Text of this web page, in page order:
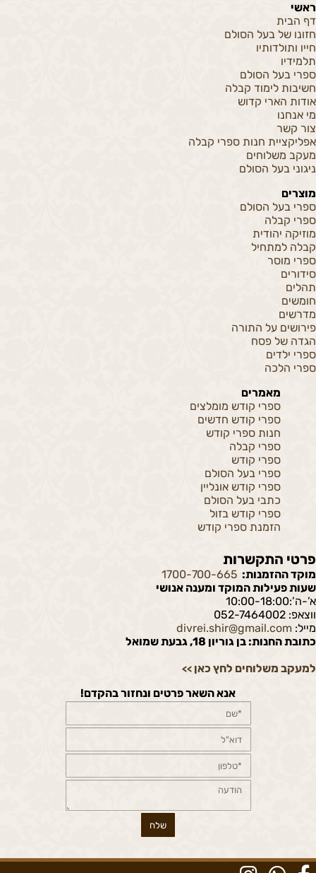
ראשי
דף הבית
חזונו של בעל הסולם
חייו ותולדותיו
תלמידיו
ספרי בעל הסולם
חשיבות לימוד קבלה
אודות הארי קדוש
מי אנחנו
צור קשר
אפליקציית חנות ספרי קבלה
מעקב משלוחים
ניגוני בעל הסולם
מוצרים
ספרי בעל הסולם
ספרי קבלה
מוזיקה יהודית
קבלה למתחיל
ספרי מוסר
סידורים
תהלים
חומשים
מדרשים
פירושים על התורה
הגדה של פסח
ספרי ילדים
ספרי הלכה
מאמרים
ספרי קודש מומלצים
ספרי קודש חדשים
חנות ספרי קודש
ספרי קבלה
ספרי קודש
ספרי בעל הסולם
ספרי קודש אונליין
כתבי בעל הסולם
ספרי קודש בזול
הזמנת ספרי קודש
פרטי התקשרות
מוקד ההזמנות: 1700-700-665
שעות פעילות המוקד ומענה אנושי
א’-ה’:10:00-18:00
ווצאפ: 052-7464002
מייל: divrei.shir@gmail.com
כתובת החנות: בן גוריון 18, גבעת שמואל
למעקב משלוחים לחץ כאן >>
אנא השאר פרטים ונחזור בהקדם!